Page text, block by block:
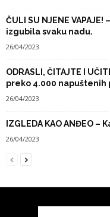
ČULI SU NJENE
izgubila svaku nadu.
26/04/2023
ODRASLI, ČITAJTE I
preko 4.000 napuštenih
26/04/2023
IZGLEDA KAO ANĐEO
26/04/2023